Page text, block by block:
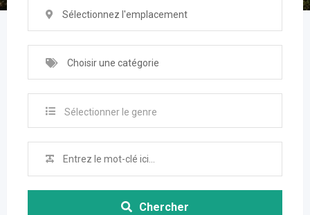
Sélectionnez l'emplacement
Choisir une catégorie
Sélectionner le genre
Chercher